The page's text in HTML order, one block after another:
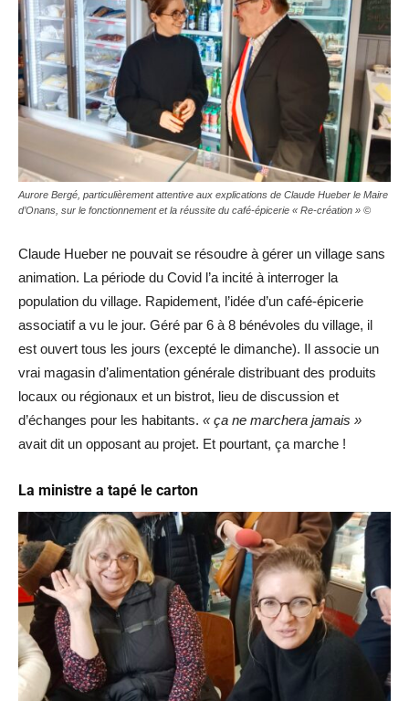
Aurore Bergé, particulièrement attentive aux explications de Claude Hueber le Maire
d’Onans, sur le fonctionnement et la réussite du café-épicerie « Re-création » ©
Claude Hueber ne pouvait se résoudre à gérer un village sans
animation. La période du Covid l’a incité à interroger la
population du village. Rapidement, l’idée d’un café-épicerie
associatif a vu le jour. Géré par 6 à 8 bénévoles du village, il
est ouvert tous les jours (excepté le dimanche). Il associe un
vrai magasin d’alimentation générale distribuant des produits
locaux ou régionaux et un bistrot, lieu de discussion et
d’échanges pour les habitants. « ça ne marchera jamais »
avait dit un opposant au projet. Et pourtant, ça marche !
La ministre a tapé le carton